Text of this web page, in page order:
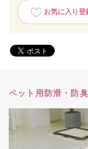
お気に入り登
ペット用防滑・防